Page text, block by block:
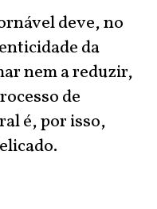
deve, no
da
nem a reduzir,
de
é, por isso,